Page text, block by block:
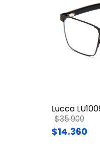
Lucca
Price
$35.900to
$14.360